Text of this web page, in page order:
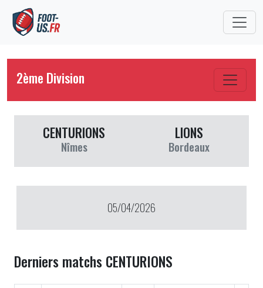
2ème Division
CENTURIONS
Nîmes
LIONS
Bordeaux
05/04/2026
Derniers matchs CENTURIONS